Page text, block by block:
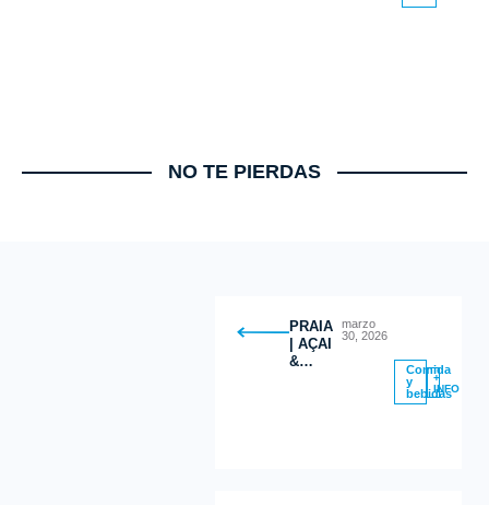
NO TE PIERDAS
PRAIA
| AÇAI
&
marzo
30, 2026
Comida
y
bebidas
+
INFO